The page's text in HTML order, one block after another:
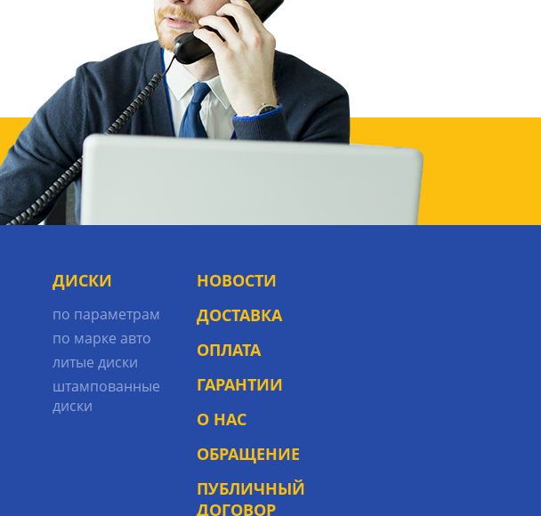
ДИСКИ
по параметрам
по марке авто
литые диски
штампованные
диски
НОВОСТИ
ДОСТАВКА
ОПЛАТА
ГАРАНТИИ
О НАС
ОБРАЩЕНИЕ
ПУБЛИЧНЫЙ
ДОГОВОР